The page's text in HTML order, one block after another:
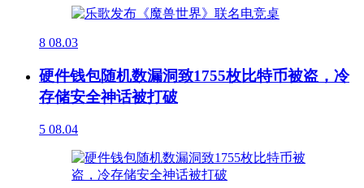
8 08.03
硬件钱包随机数漏洞致1755枚比特币被盗，冷
存储安全神话被打破
5 08.04